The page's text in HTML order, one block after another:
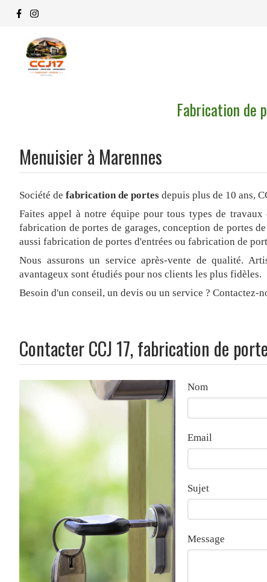
Fabrication de
Menuisier à Marennes
Société de fabrication de portes depuis plus de 10 ans,
Faites appel à notre équipe pour tous types de
fabrication de portes de garages, conception de portes
aussi fabrication de portes d'entrées ou fabrication de
Nous assurons un service après-vente de qualité.
avantageux sont étudiés pour nos clients les plus fidèles.
Besoin d'un conseil, un devis ou un service ? Contactez-
Contacter CCJ 17, fabrication de
Nom
Email
Sujet
Message